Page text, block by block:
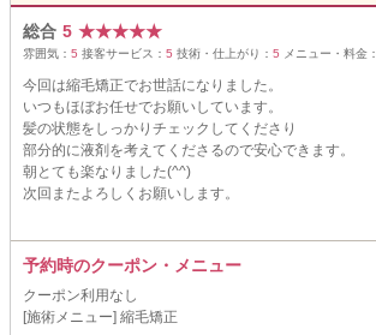
総合 5 ★★★★★
雰囲気： 5 接客サービス： 5 技術・仕上がり： 5 メニュー・料金：
今回は縮毛矯正でお世話になりました。
いつもほぼお任せでお願いしています。
髪の状態をしっかりチェックしてくださり
部分的に液剤を考えてくださるので安心できます。
朝とても楽なりました(^^)
次回またよろしくお願いします。
予約時のクーポン・メニュー
クーポン利用なし
[施術メニュー] 縮毛矯正